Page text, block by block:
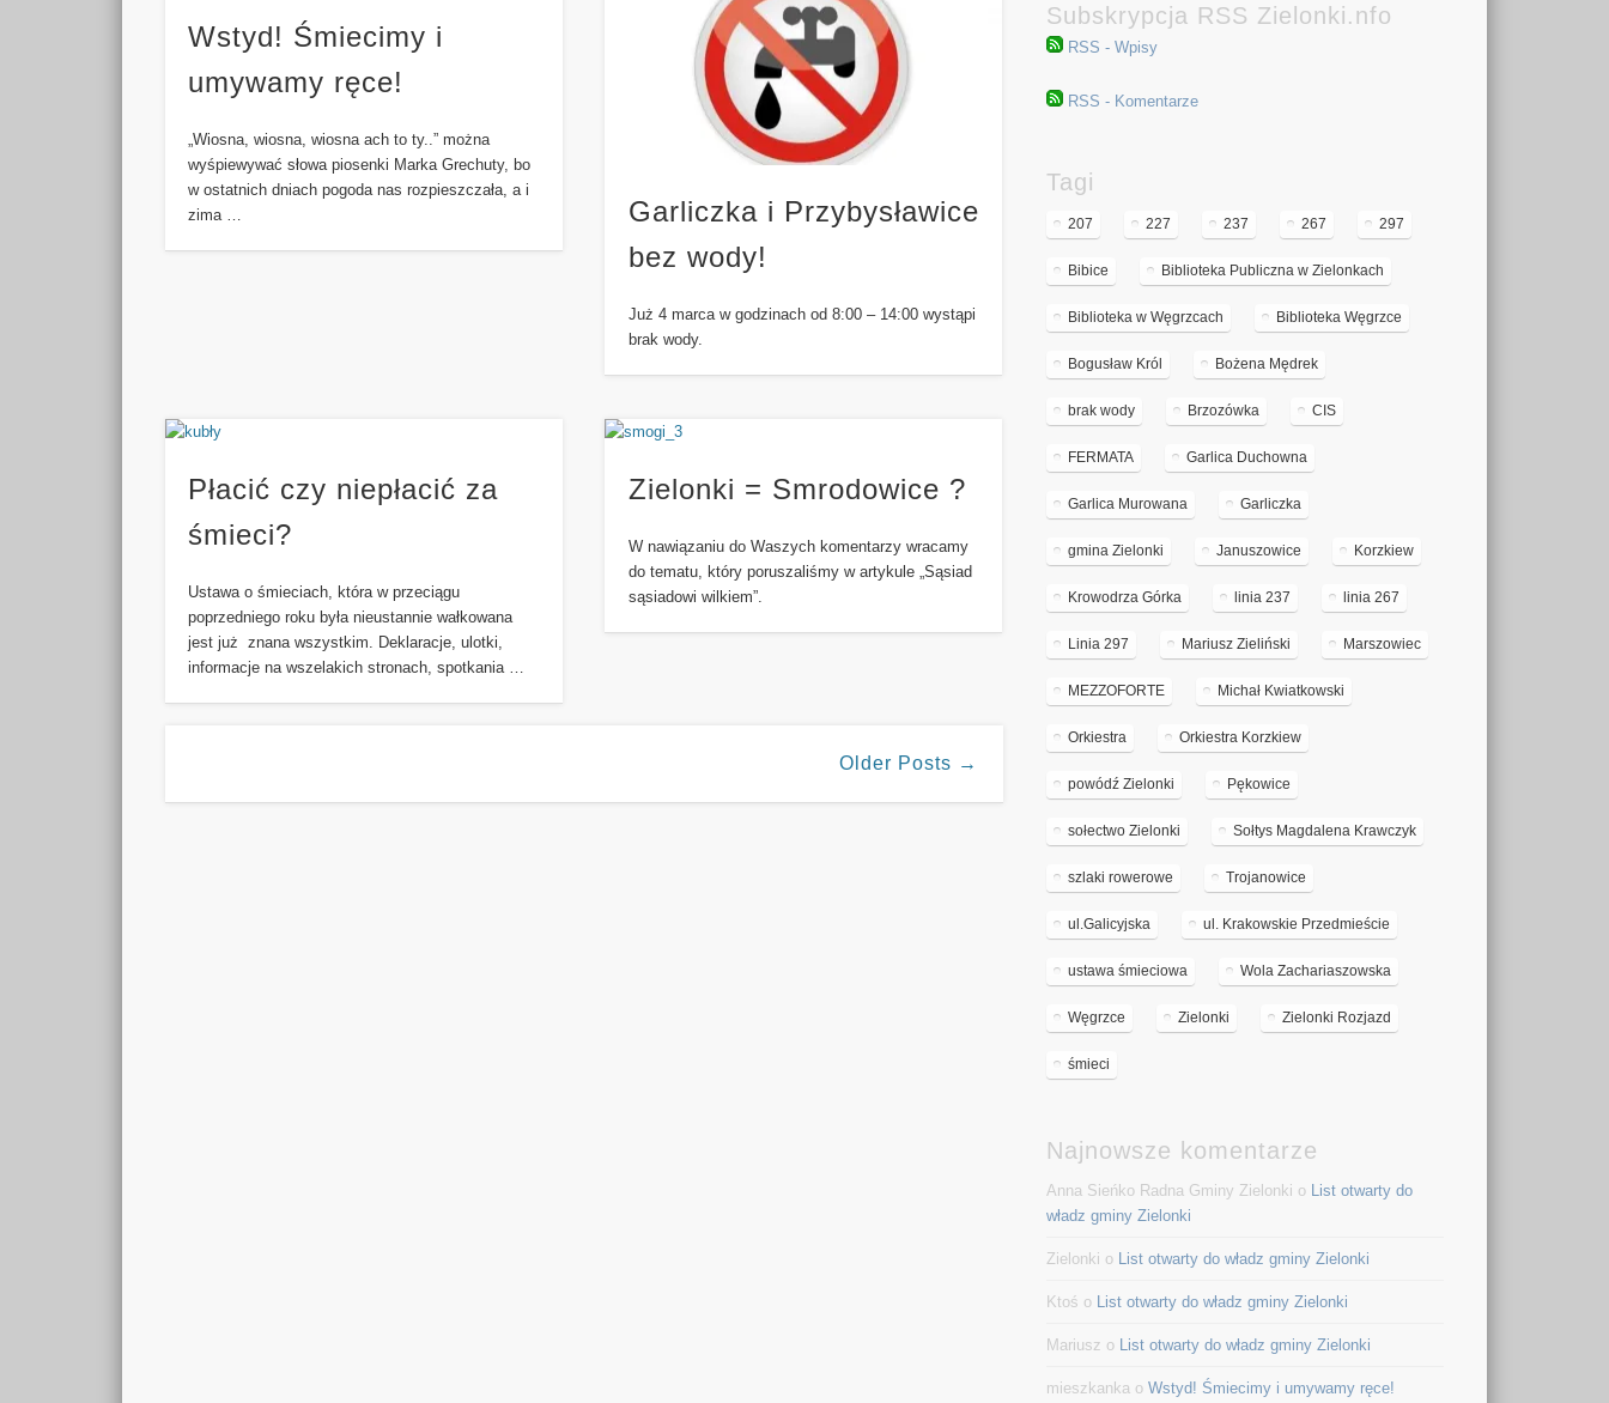
Wstyd! Śmiecimy i
umywamy ręce!
„Wiosna, wiosna, wiosna ach to ty..” można
wyśpiewywać słowa piosenki Marka Grechuty, bo
w ostatnich dniach pogoda nas rozpieszczała, a i
zima …
Garliczka i Przybysławice
bez wody!
Już 4 marca w godzinach od 8:00 – 14:00 wystąpi
brak wody.
Płacić czy niepłacić za
śmieci?
Ustawa o śmieciach, która w przeciągu
poprzedniego roku była nieustannie wałkowana
jest już znana wszystkim. Deklaracje, ulotki,
informacje na wszelakich stronach, spotkania …
Zielonki = Smrodowice ?
W nawiązaniu do Waszych komentarzy wracamy
do tematu, który poruszaliśmy w artykule „Sąsiad
sąsiadowi wilkiem”.
Older Posts →
Subskrypcja RSS Zielonki.nfo
RSS - Wpisy
RSS - Komentarze
Tagi
207 227 237 267 297
Bibice Biblioteka Publiczna w Zielonkach
Biblioteka w Węgrzcach Biblioteka Węgrzce
Bogusław Król Bożena Mędrek
brak wody Brzozówka CIS
FERMATA Garlica Duchowna
Garlica Murowana Garliczka
gmina Zielonki Januszowice Korzkiew
Krowodrza Górka linia 237 linia 267
Linia 297 Mariusz Zieliński Marszowiec
MEZZOFORTE Michał Kwiatkowski
Orkiestra Orkiestra Korzkiew
powódź Zielonki Pękowice
sołectwo Zielonki Sołtys Magdalena Krawczyk
szlaki rowerowe Trojanowice
ul.Galicyjska ul. Krakowskie Przedmieście
ustawa śmieciowa Wola Zachariaszowska
Węgrzce Zielonki Zielonki Rozjazd
śmieci
Najnowsze komentarze
Anna Sieńko Radna Gminy Zielonki o List otwarty do
władz gminy Zielonki
Zielonki o List otwarty do władz gminy Zielonki
Ktoś o List otwarty do władz gminy Zielonki
Mariusz o List otwarty do władz gminy Zielonki
mieszkanka oWstyd! Śmiecimy i umywamy ręce!